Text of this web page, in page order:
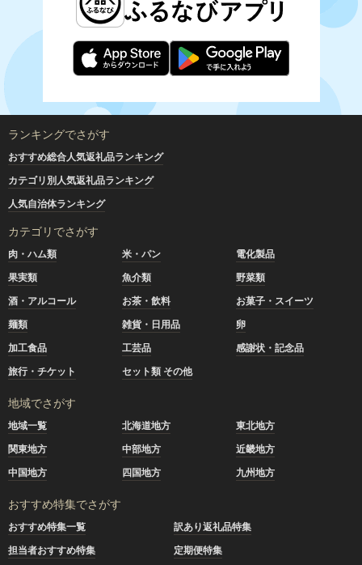
ランキングでさがす
おすすめ総合人気返礼品ランキング
カテゴリ別人気返礼品ランキング
人気自治体ランキング
カテゴリでさがす
肉・ハム類 米・パン
電化製品
果実類
魚介類
野菜類
酒・アルコール
お茶・飲料
お菓子・スイーツ
麺類
雑貨・日用品
卵
加工食品
工芸品
感謝状・記念品
旅行・チケット
セット類 その他
地域でさがす
地域一覧 北海道地方
東北地方
関東地方
中部地方
近畿地方
中国地方
四国地方 九州地方
おすすめ特集でさがす
おすすめ特集一覧
訳あり返礼品特集
担当者おすすめ特集
定期便特集